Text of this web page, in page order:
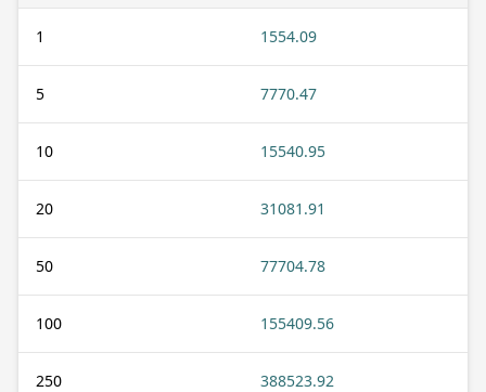
1 1554.09
5 7770.47
10 15540.95
20 31081.91
50 77704.78
100 155409.56
250 388523.92